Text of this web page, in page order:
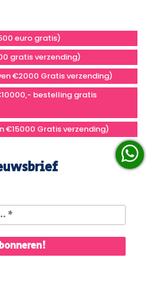
euro gratis)
gratis verzending)
€2000 Gratis verzending)
bestelling gratis
€15000 Gratis verzending)